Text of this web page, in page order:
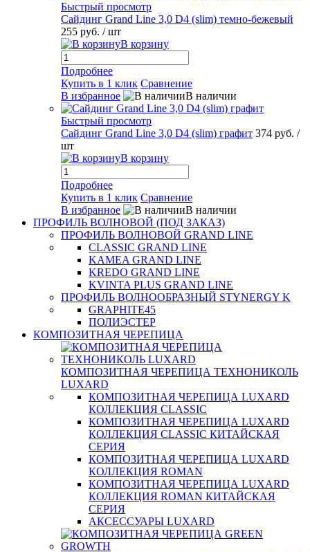
Быстрый просмотр
Сайдинг Grand Line 3,0 D4 (slim) темно-бежевый
255 руб. / шт
В корзину
Подробнее
Купить в 1 клик Сравнение
В избранное
В наличии
Быстрый просмотр
Сайдинг Grand Line 3,0 D4 (slim) графит 374 руб. /
шт
В корзину
Подробнее
Купить в 1 клик Сравнение
В избранное
В наличии
ПРОФИЛЬ ВОЛНОВОЙ (ПОД ЗАКАЗ)
ПРОФИЛЬ ВОЛНОВОЙ GRAND LINE
CLASSIC GRAND LINE
KAMEA GRAND LINE
KREDO GRAND LINE
KVINTA PLUS GRAND LINE
ПРОФИЛЬ ВОЛНООБРАЗНЫЙ STYNERGY K
GRAPHITE45
ПОЛИЭСТЕР
КОМПОЗИТНАЯ ЧЕРЕПИЦА
КОМПОЗИТНАЯ ЧЕРЕПИЦА ТЕХНОНИКОЛЬ
LUXARD
КОМПОЗИТНАЯ ЧЕРЕПИЦА LUXARD
КОЛЛЕКЦИЯ CLASSIC
КОМПОЗИТНАЯ ЧЕРЕПИЦА LUXARD
КОЛЛЕКЦИЯ CLASSIC КИТАЙСКАЯ
СЕРИЯ
КОМПОЗИТНАЯ ЧЕРЕПИЦА LUXARD
КОЛЛЕКЦИЯ ROMAN
КОМПОЗИТНАЯ ЧЕРЕПИЦА LUXARD
КОЛЛЕКЦИЯ ROMAN КИТАЙСКАЯ
СЕРИЯ
АКСЕССУАРЫ LUXARD